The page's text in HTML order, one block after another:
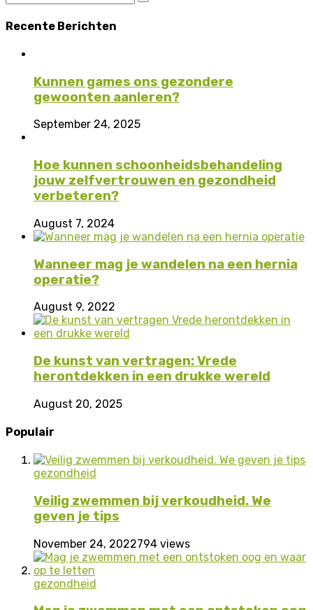
Recente Berichten
Kunnen games ons gezondere
gewoonten aanleren?
September 24, 2025
Hoe kunnen schoonheidsbehandeling
jouw zelfvertrouwen en gezondheid
verbeteren?
August 7, 2024
Wanneer mag je wandelen na een hernia
operatie?
August 9, 2022
De kunst van vertragen: Vrede
herontdekken in een drukke wereld
August 20, 2025
Populair
gezondheid
Veilig zwemmen bij verkoudheid. We
geven je tips
November 24, 2022794 views
gezondheid